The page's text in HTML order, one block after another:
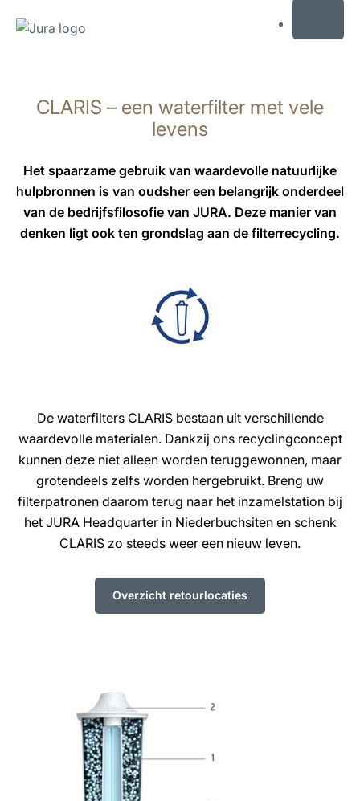
inhoud
zoeken
CLARIS – een waterfilter met vele
levens
Het spaarzame gebruik van waardevolle natuurlijke
hulpbronnen is van oudsher een belangrijk onderdeel
van de bedrijfsfilosofie van JURA. Deze manier van
denken ligt ook ten grondslag aan de filterrecycling.
De waterfilters CLARIS bestaan uit verschillende
waardevolle materialen. Dankzij ons recyclingconcept
kunnen deze niet alleen worden teruggewonnen, maar
grotendeels zelfs worden hergebruikt. Breng uw
filterpatronen daarom terug naar het inzamelstation bij
het JURA Headquarter in Niederbuchsiten en schenk
CLARIS zo steeds weer een nieuw leven.
Overzicht retourlocaties